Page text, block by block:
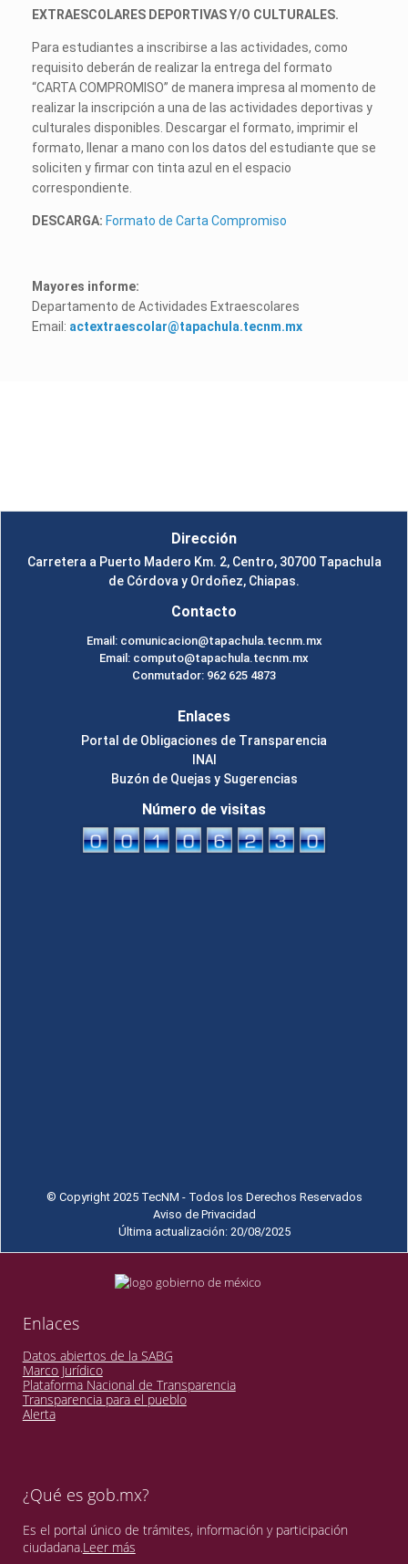
EXTRAESCOLARES DEPORTIVAS Y/O CULTURALES.
Para estudiantes a inscribirse a las actividades, como
requisito deberán de realizar la entrega del formato
“CARTA COMPROMISO” de manera impresa al momento de
realizar la inscripción a una de las actividades deportivas y
culturales disponibles. Descargar el formato, imprimir el
formato, llenar a mano con los datos del estudiante que se
soliciten y firmar con tinta azul en el espacio
correspondiente.
DESCARGA: Formato de Carta Compromiso
Mayores informe:
Departamento de Actividades Extraescolares
Email: actextraescolar@tapachula.tecnm.mx
Dirección
Carretera a Puerto Madero Km. 2, Centro, 30700 Tapachula
de Córdova y Ordoñez, Chiapas.
Contacto
Email: comunicacion@tapachula.tecnm.mx
Email: computo@tapachula.tecnm.mx
Conmutador: 962 625 4873
Enlaces
Portal de Obligaciones de Transparencia
INAI
Buzón de Quejas y Sugerencias
Número de visitas
© Copyright 2025 TecNM - Todos los Derechos Reservados
Aviso de Privacidad
Última actualización: 20/08/2025
Enlaces
Datos abiertos de la SABG
Marco Jurídico
Plataforma Nacional de Transparencia
Transparencia para el pueblo
Alerta
¿Qué es gob.mx?
Es el portal único de trámites, información y participación
ciudadana.Leer más